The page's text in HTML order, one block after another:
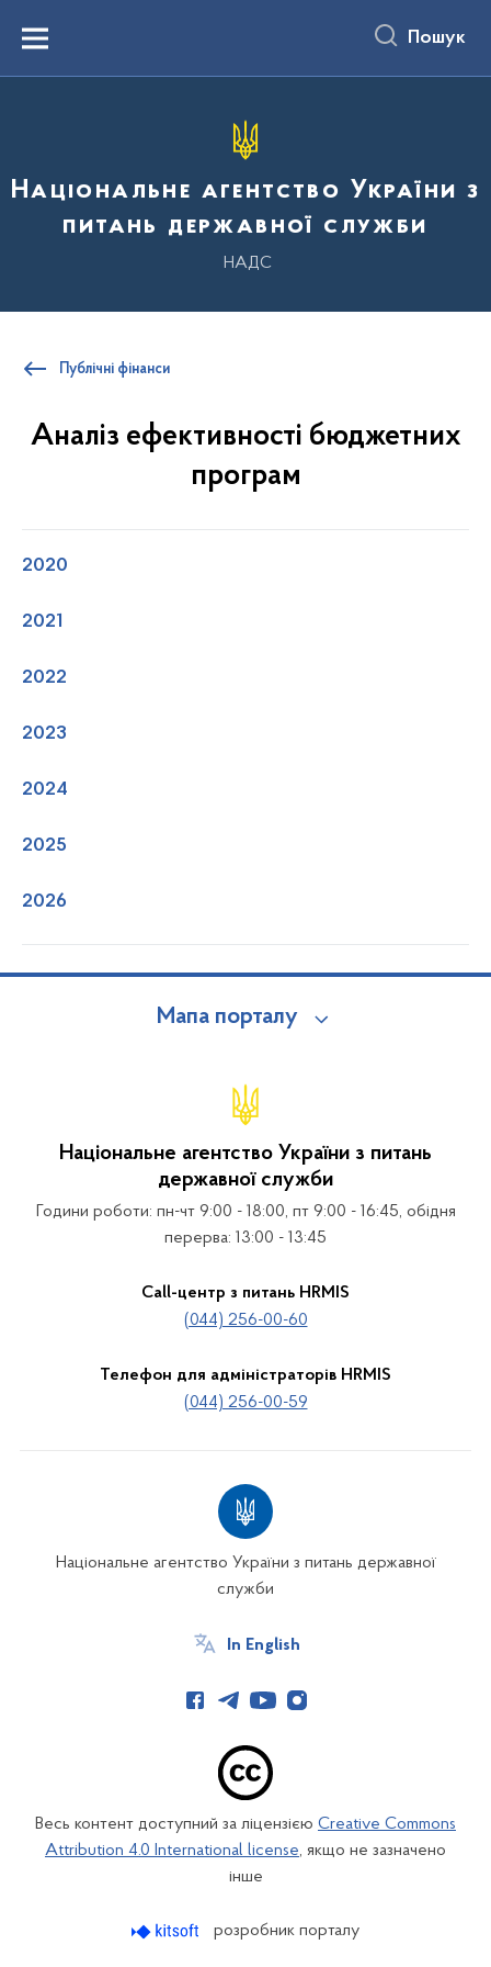
вмістуMenu Пошук
Національне агентство України з
питань державної служби
НАДС
Публічні фінанси
Аналіз ефективності бюджетних
програм
2020
2021
2022
2023
2024
2025
2026
Мапа порталу
Національне агентство України з питань
державної служби
Години роботи: пн-чт 9:00 - 18:00, пт 9:00 - 16:45, обідня
перерва: 13:00 - 13:45
Call-центр з питань HRMIS
(044) 256-00-60
Телефон для адміністраторів HRMIS
(044) 256-00-59
Національне агентство України з питань державної
служби
In English
Весь контент доступний за ліцензією Creative Commons
Attribution 4.0 International license, якщо не зазначено
інше
розробник порталу